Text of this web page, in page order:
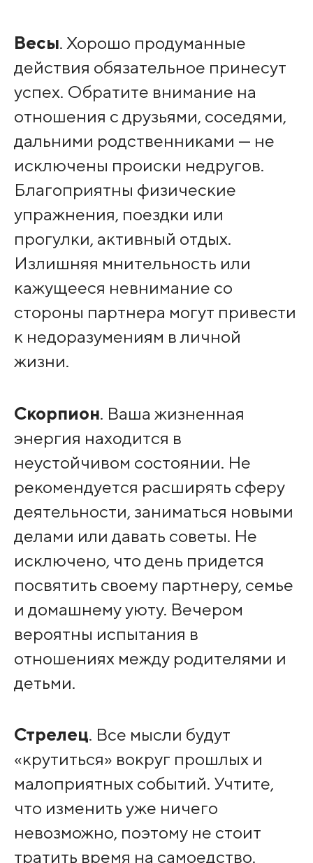
Весы. Хорошо продуманные
действия обязательное принесут
успех. Обратите внимание на
отношения с друзьями, соседями,
дальними родственниками — не
исключены происки недругов.
Благоприятны физические
упражнения, поездки или
прогулки, активный отдых.
Излишняя мнительность или
кажущееся невнимание со
стороны партнера могут привести
к недоразумениям в личной
жизни.
Скорпион. Ваша жизненная
энергия находится в
неустойчивом состоянии. Не
рекомендуется расширять сферу
деятельности, заниматься новыми
делами или давать советы. Не
исключено, что день придется
посвятить своему партнеру, семье
и домашнему уюту. Вечером
вероятны испытания в
отношениях между родителями и
детьми.
Стрелец. Все мысли будут
«крутиться» вокруг прошлых и
малоприятных событий. Учтите,
что изменить уже ничего
невозможно, поэтому не стоит
тратить время на самоедство.